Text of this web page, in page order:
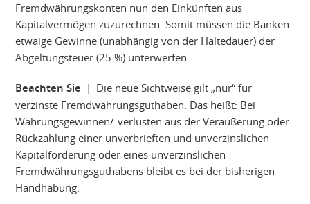
Fremdwährungskonten nun den Einkünften aus
Kapitalvermögen zuzurechnen. Somit müssen die Banken
etwaige Gewinne (unabhängig von der Haltedauer) der
Abgeltungsteuer (25 %) unterwerfen.
Beachten Sie | Die neue Sichtweise gilt „nur“ für
verzinste Fremdwährungsguthaben. Das heißt: Bei
Währungsgewinnen/-verlusten aus der Veräußerung oder
Rückzahlung einer unverbrieften und unverzinslichen
Kapitalforderung oder eines unverzinslichen
Fremdwährungsguthabens bleibt es bei der bisherigen
Handhabung.